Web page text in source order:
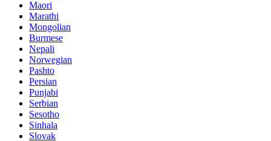
Maori
Marathi
Mongolian
Burmese
Nepali
Norwegian
Pashto
Persian
Punjabi
Serbian
Sesotho
Sinhala
Slovak